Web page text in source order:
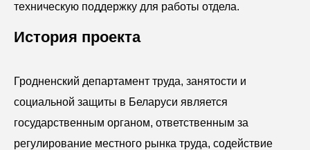
техническую поддержку для работы отдела.
История проекта
Гродненский департамент труда, занятости и
социальной защиты в Беларуси является
государственным органом, ответственным за
регулирование местного рынка труда, содействие